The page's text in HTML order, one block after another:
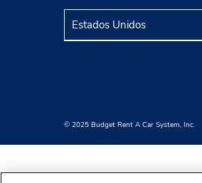
© 2025 Budget Rent A Car System, Inc.